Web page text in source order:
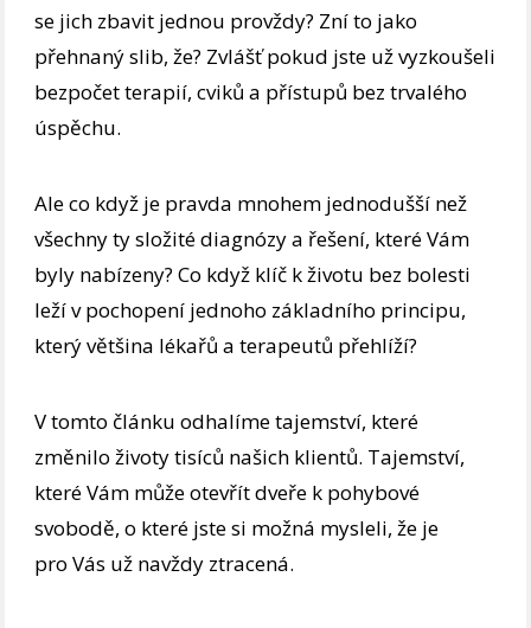
se jich zbavit jednou provždy? Zní to jako
přehnaný slib, že? Zvlášť pokud jste už vyzkoušeli
bezpočet terapií, cviků a přístupů bez trvalého
úspěchu.
Ale co když je pravda mnohem jednodušší než
všechny ty složité diagnózy a řešení, které Vám
byly nabízeny? Co když klíč k životu bez bolesti
leží v pochopení jednoho základního principu,
který většina lékařů a terapeutů přehlíží?
V tomto článku odhalíme tajemství, které
změnilo životy tisíců našich klientů. Tajemství,
které Vám může otevřít dveře k pohybové
svobodě, o které jste si možná mysleli, že je
pro Vás už navždy ztracená.